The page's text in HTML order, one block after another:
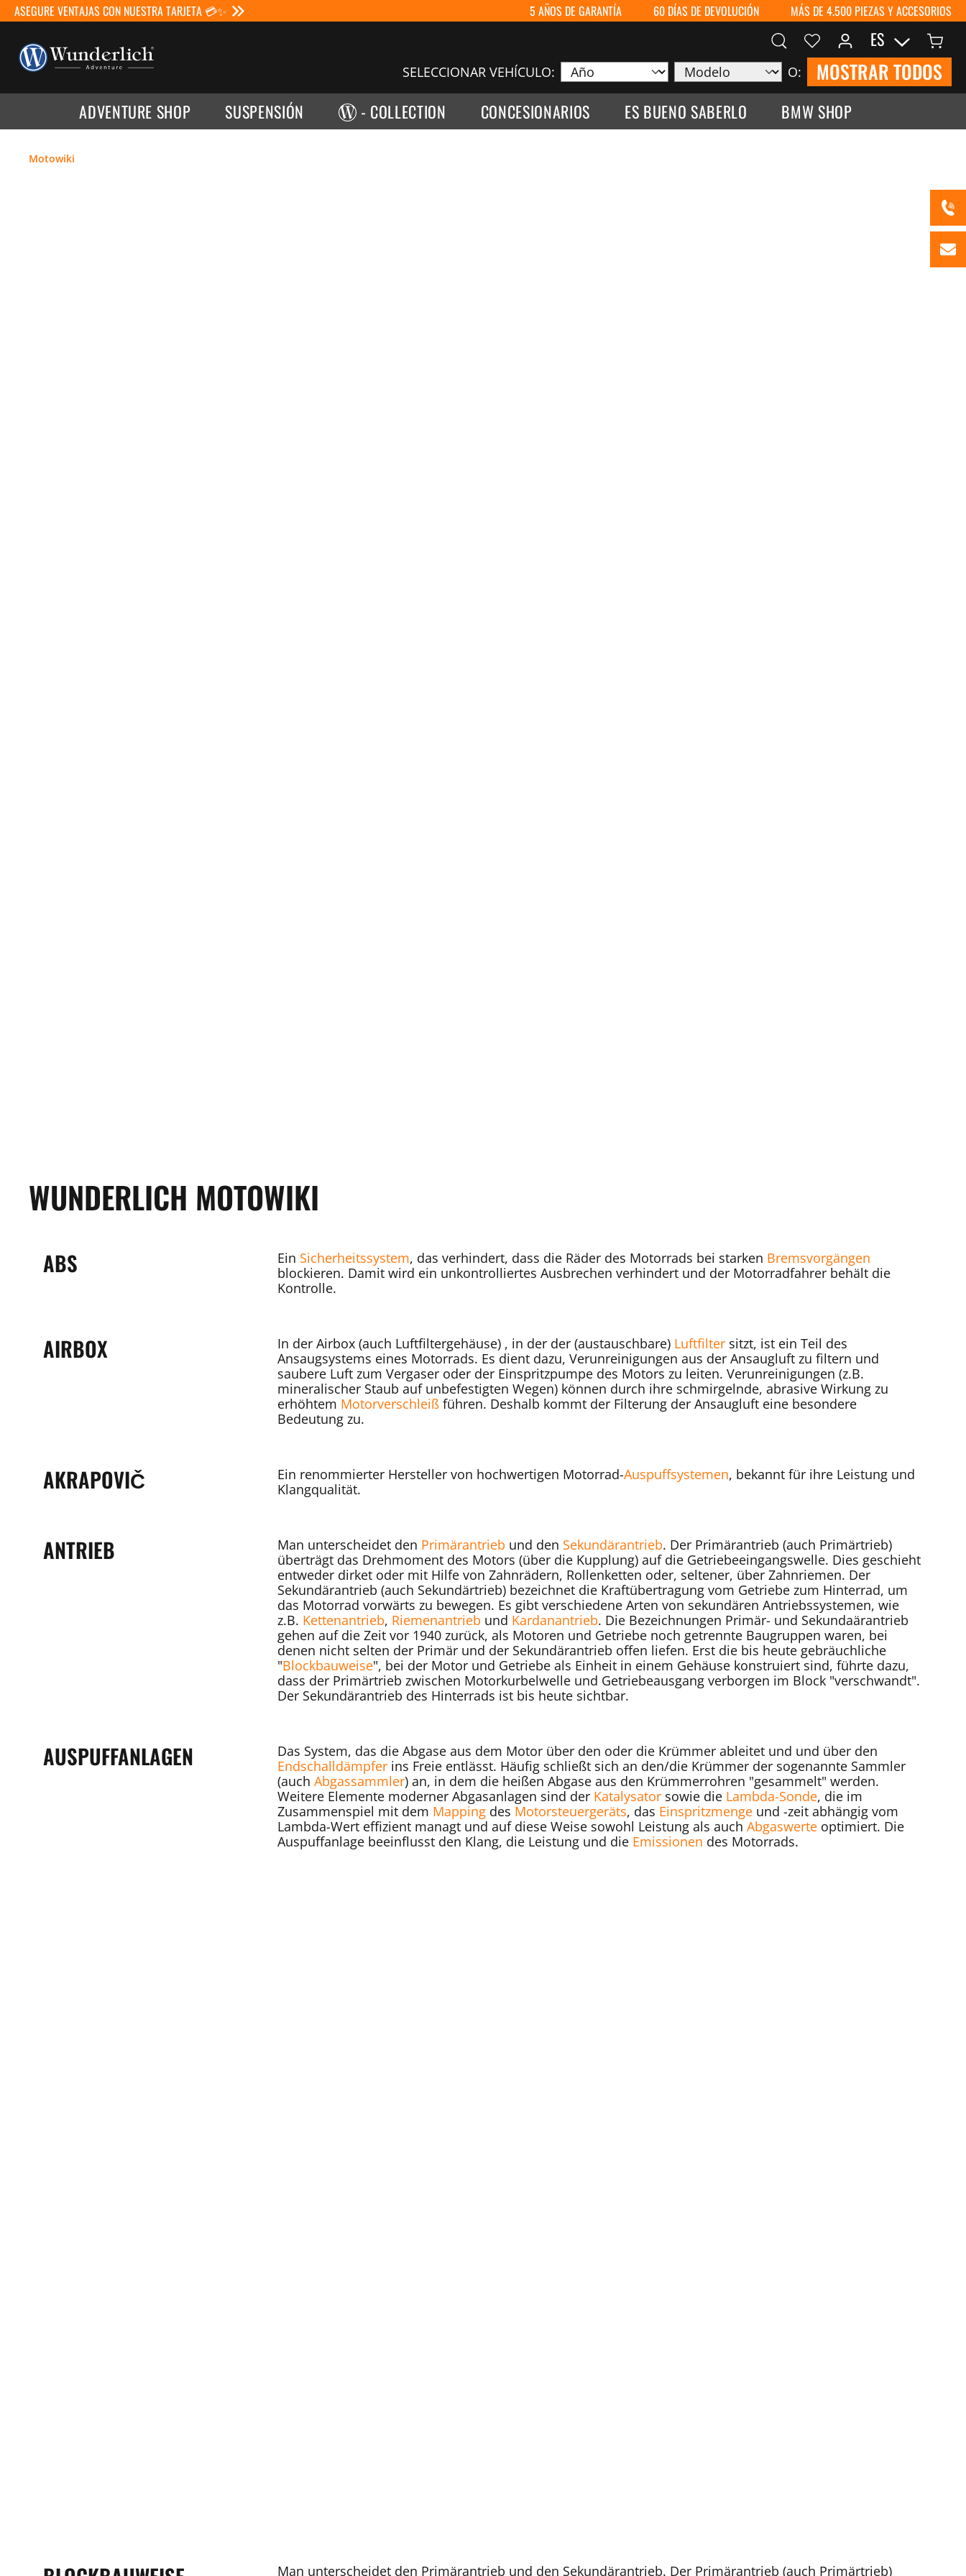
ASEGURE VENTAJAS CON NUESTRA TARJETA 💳✨ 5 AÑOS DE GARANTÍA 60 DÍAS DE DEVOLUCIÓN MÁS DE 4.500 PIEZAS Y ACCESORIOS
SELECCIONAR VEHÍCULO: O: MOSTRAR TODOS
ES
ADVENTURE SHOP SUSPENSIÓN - COLLECTION CONCESIONARIOS ES BUENO SABERLO BMW SHOP
Motowiki
WUNDERLICH MOTOWIKI
ABS Ein Sicherheitssystem, das verhindert, dass die Räder des Motorrads bei starken Bremsvorgängen
blockieren. Damit wird ein unkontrolliertes Ausbrechen verhindert und der Motorradfahrer behält die
Kontrolle.
AIRBOX In der Airbox (auch Luftfiltergehäuse) , in der der (austauschbare) Luftfilter sitzt, ist ein Teil des
Ansaugsystems eines Motorrads. Es dient dazu, Verunreinigungen aus der Ansaugluft zu filtern und
saubere Luft zum Vergaser oder der Einspritzpumpe des Motors zu leiten. Verunreinigungen (z.B.
mineralischer Staub auf unbefestigten Wegen) können durch ihre schmirgelnde, abrasive Wirkung zu
erhöhtem Motorverschleiß führen. Deshalb kommt der Filterung der Ansaugluft eine besondere
Bedeutung zu.
AKRAPOVIČ Ein renommierter Hersteller von hochwertigen Motorrad-Auspuffsystemen, bekannt für ihre Leistung und
Klangqualität.
ANTRIEB Man unterscheidet den Primärantrieb und den Sekundärantrieb. Der Primärantrieb (auch Primärtrieb)
überträgt das Drehmoment des Motors (über die Kupplung) auf die Getriebeeingangswelle. Dies geschieht
entweder dirket oder mit Hilfe von Zahnrädern, Rollenketten oder, seltener, über Zahnriemen. Der
Sekundärantrieb (auch Sekundärtrieb) bezeichnet die Kraftübertragung vom Getriebe zum Hinterrad, um
das Motorrad vorwärts zu bewegen. Es gibt verschiedene Arten von sekundären Antriebssystemen, wie
z.B. Kettenantrieb, Riemenantrieb und Kardanantrieb. Die Bezeichnungen Primär- und Sekundaärantrieb
gehen auf die Zeit vor 1940 zurück, als Motoren und Getriebe noch getrennte Baugruppen waren, bei
denen nicht selten der Primär und der Sekundärantrieb offen liefen. Erst die bis heute gebräuchliche
"Blockbauweise", bei der Motor und Getriebe als Einheit in einem Gehäuse konstruiert sind, führte dazu,
dass der Primärtrieb zwischen Motorkurbelwelle und Getriebeausgang verborgen im Block "verschwandt".
Der Sekundärantrieb des Hinterrads ist bis heute sichtbar.
AUSPUFFANLAGEN
Das System, das die Abgase aus dem Motor über den oder die Krümmer ableitet und und über den
Endschalldämpfer ins Freie entlässt. Häufig schließt sich an den/die Krümmer der sogenannte Sammler
(auch Abgassammler) an, in dem die heißen Abgase aus den Krümmerrohren "gesammelt" werden.
Weitere Elemente moderner Abgasanlagen sind der Katalysator sowie die Lambda-Sonde, die im
Zusammenspiel mit dem Mapping des Motorsteuergeräts, das Einspritzmenge und -zeit abhängig vom
Lambda-Wert effizient managt und auf diese Weise sowohl Leistung als auch Abgaswerte optimiert. Die
Auspuffanlage beeinflusst den Klang, die Leistung und die Emissionen des Motorrads.
Man unterscheidet den Primärantrieb und den Sekundärantrieb. Der Primärantrieb (auch Primärtrieb)